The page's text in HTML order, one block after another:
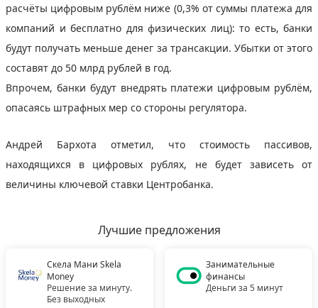
расчёты цифровым рублём ниже (0,3% от суммы платежа для
компаний и бесплатно для физических лиц): то есть, банки
будут получать меньше денег за трансакции. Убытки от этого
составят до 50 млрд рублей в год.
Впрочем, банки будут внедрять платежи цифровым рублём,
опасаясь штрафных мер со стороны регулятора.
Андрей Бархота отметил, что стоимость пассивов,
находящихся в цифровых рублях, не будет зависеть от
величины ключевой ставки Центробанка.
Лучшие предложения
Скела Мани Skela
Money
Решение за минуту.
Без выходных
Занимательные
финансы
Деньги за 5 минут